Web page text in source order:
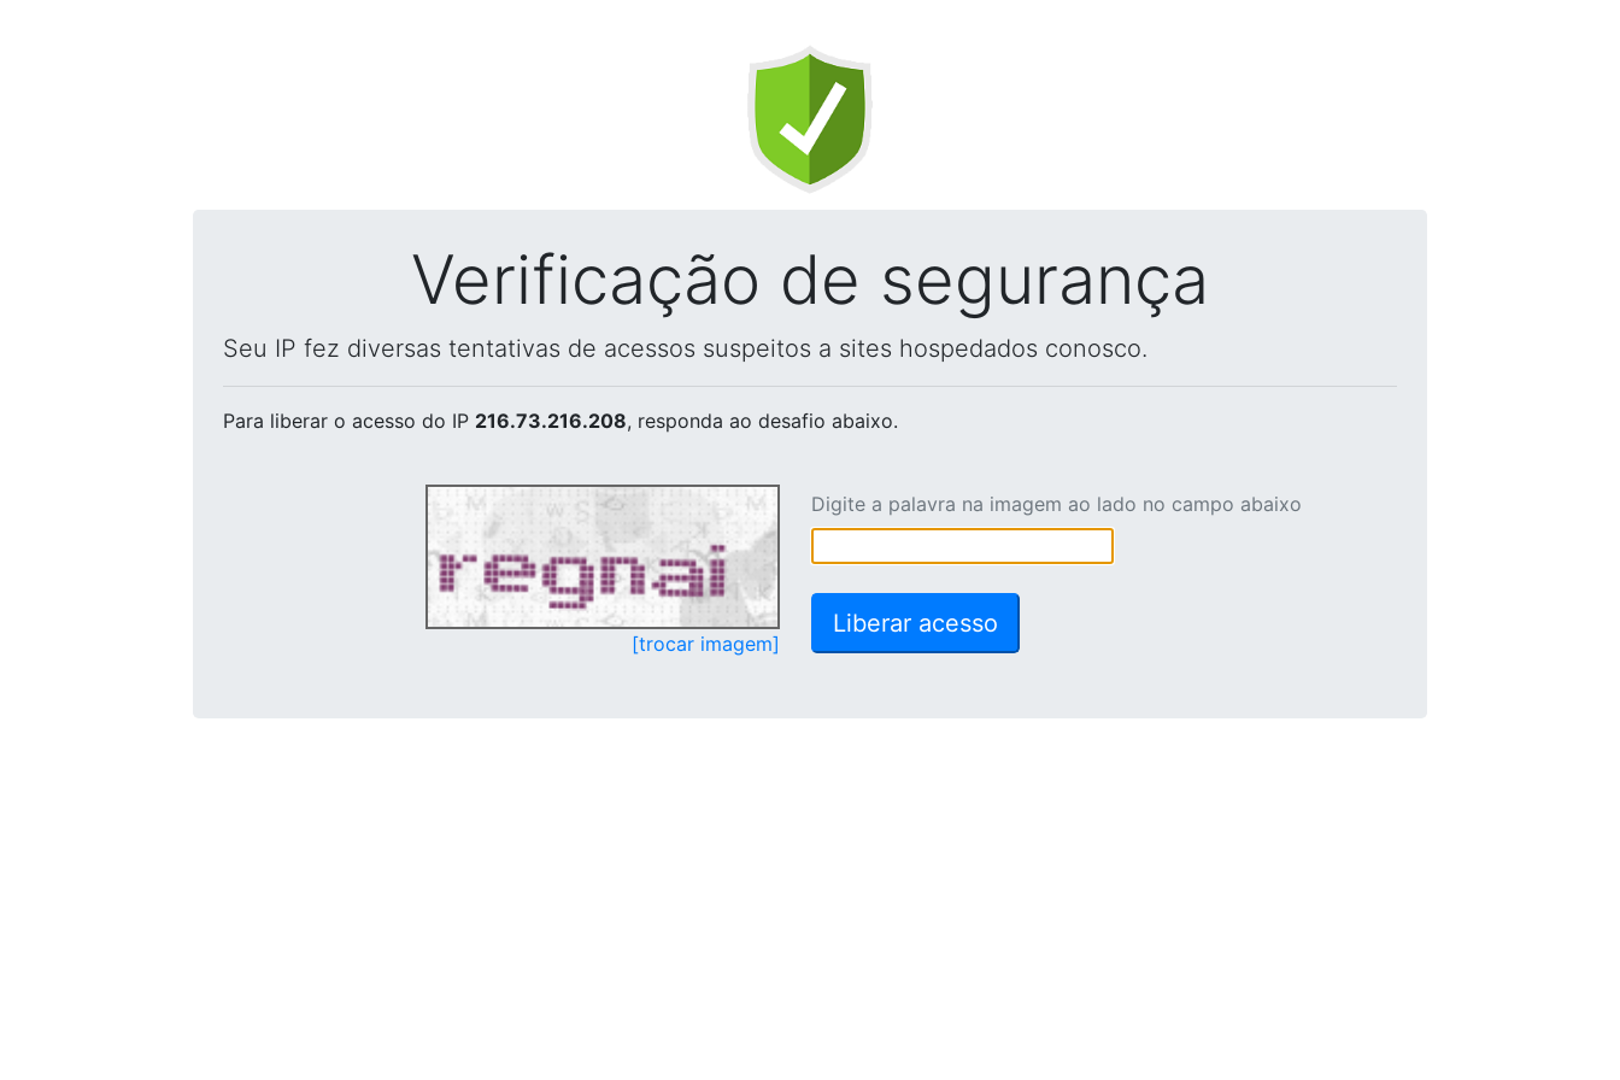
Verificação de segurança
Seu IP fez diversas tentativas de acessos suspeitos a sites hospedados conosco.
Para liberar o acesso do IP 216.73.216.208, responda ao desafio abaixo.
[trocar imagem]
Digite a palavra na imagem ao lado no campo abaixo